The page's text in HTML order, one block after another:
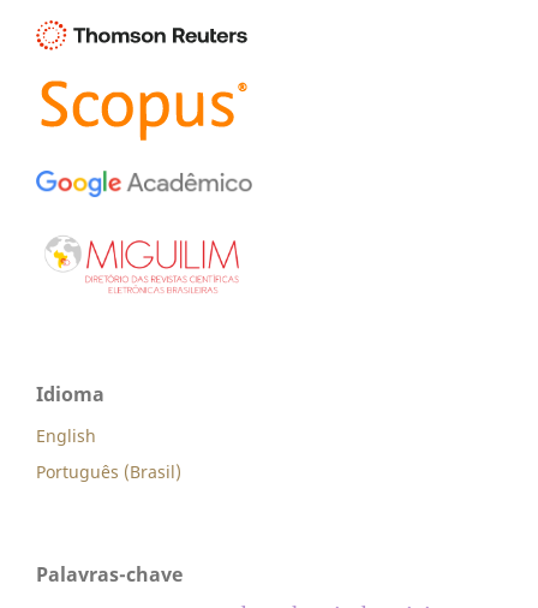
Idioma
English
Português (Brasil)
Palavras-chave